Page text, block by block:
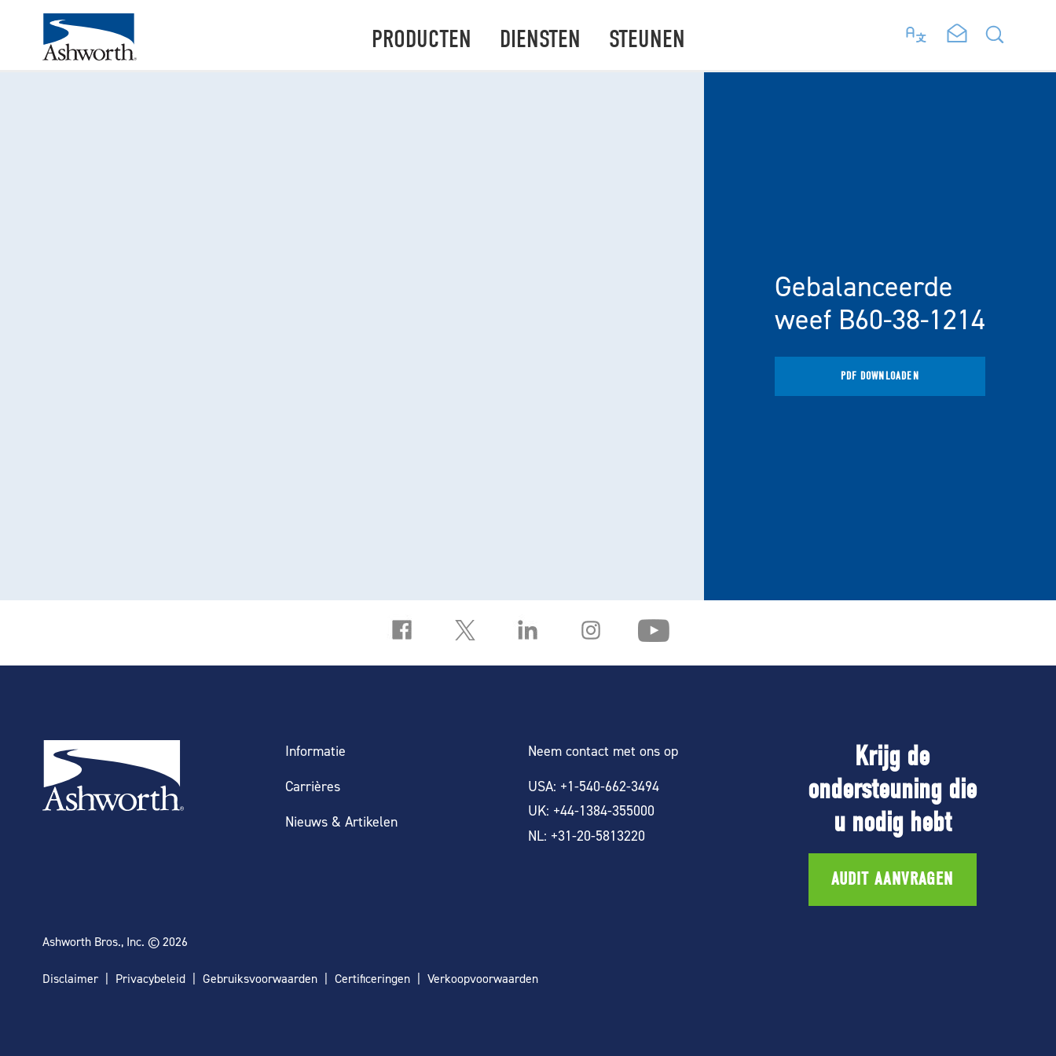
PRODUCTEN DIENSTEN STEUNEN
Gebalanceerde
weef B60-38-1214
PDF DOWNLOADEN
Informatie
Carrières
Nieuws & Artikelen
Neem contact met ons op
USA: +1-540-662-3494
UK: +44-1384-355000
NL: +31-20-5813220
Krijg de
ondersteuning die
u nodig hebt
AUDIT AANVRAGEN
Ashworth Bros., Inc. © 2026
Disclaimer Privacybeleid Gebruiksvoorwaarden Certificeringen Verkoopvoorwaarden